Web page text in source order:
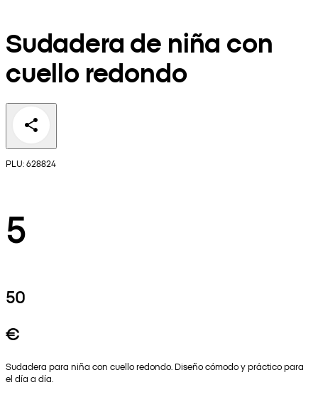
Sudadera de niña con
cuello redondo
PLU: 628824
5
50
€
Sudadera para niña con cuello redondo. Diseño cómodo y práctico para
el día a día.